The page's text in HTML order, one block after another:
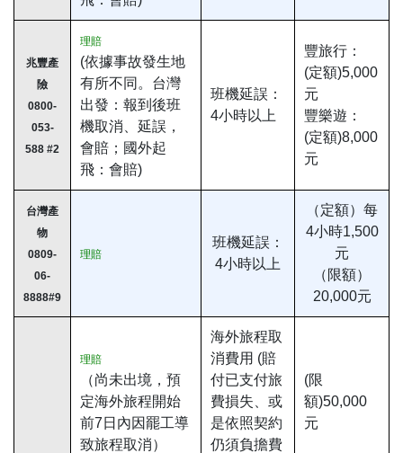
兆豐產
險
0800-
053-
588 #2
理賠
(依據事故發生地
有所不同。台灣
出發：報到後班
機取消、延誤，
會賠；國外起
飛：會賠)
班機延誤：
4小時以上
豐旅行：
(定額)5,000
元
豐樂遊：
(定額)8,000
元
台灣產
物
0809-
06-
8888#9
理賠
班機延誤：
4小時以上
（定額）每
4小時1,500
元
（限額）
20,000元
理賠
（尚未出境，預
定海外旅程開始
前7日內因罷工導
致旅程取消）
海外旅程取
消費用 (賠
付已支付旅
費損失、或
是依照契約
仍須負擔費
(限
額)50,000
元